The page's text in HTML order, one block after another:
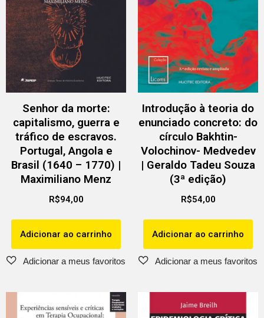
Senhor da morte:
capitalismo, guerra e
tráfico de escravos.
Portugal, Angola e
Brasil (1640 – 1770) |
Maximiliano Menz
R$94,00
Adicionar ao carrinho
Introdução à teoria do
enunciado concreto: do
círculo Bakhtin-
Volochinov- Medvedev
| Geraldo Tadeu Souza
(3ª edição)
R$54,00
Adicionar ao carrinho